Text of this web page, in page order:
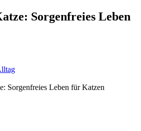
Sorgenfreies Leben
Sorgenfreies Leben für Katzen